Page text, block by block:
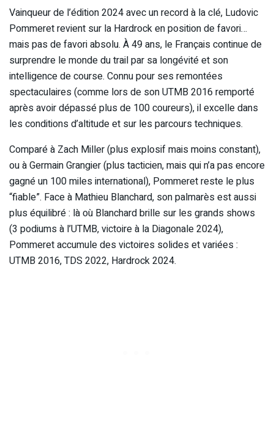
Vainqueur de l’édition 2024 avec un record à la clé, Ludovic
Pommeret revient sur la Hardrock en position de favori…
mais pas de favori absolu. À 49 ans, le Français continue de
surprendre le monde du trail par sa longévité et son
intelligence de course. Connu pour ses remontées
spectaculaires (comme lors de son UTMB 2016 remporté
après avoir dépassé plus de 100 coureurs), il excelle dans
les conditions d’altitude et sur les parcours techniques.
Comparé à Zach Miller (plus explosif mais moins constant),
ou à Germain Grangier (plus tacticien, mais qui n’a pas encore
gagné un 100 miles international), Pommeret reste le plus
“fiable”. Face à Mathieu Blanchard, son palmarès est aussi
plus équilibré : là où Blanchard brille sur les grands shows
(3 podiums à l’UTMB, victoire à la Diagonale 2024),
Pommeret accumule des victoires solides et variées :
UTMB 2016, TDS 2022, Hardrock 2024.